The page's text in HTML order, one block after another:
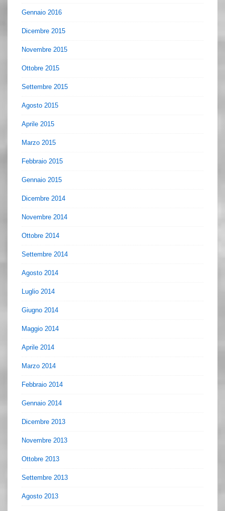
Gennaio 2016
Dicembre 2015
Novembre 2015
Ottobre 2015
Settembre 2015
Agosto 2015
Aprile 2015
Marzo 2015
Febbraio 2015
Gennaio 2015
Dicembre 2014
Novembre 2014
Ottobre 2014
Settembre 2014
Agosto 2014
Luglio 2014
Giugno 2014
Maggio 2014
Aprile 2014
Marzo 2014
Febbraio 2014
Gennaio 2014
Dicembre 2013
Novembre 2013
Ottobre 2013
Settembre 2013
Agosto 2013